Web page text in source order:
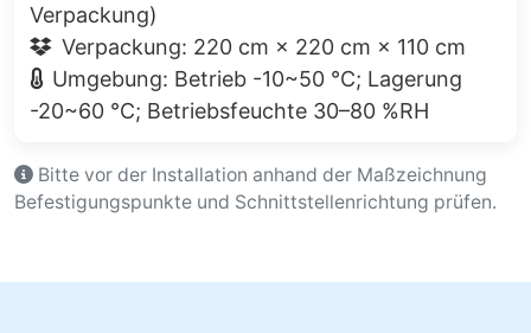
Verpackung)
Verpackung: 220 cm × 220 cm × 110 cm
Umgebung: Betrieb -10~50 °C; Lagerung
-20~60 °C; Betriebsfeuchte 30–80 %RH
Bitte vor der Installation anhand der Maßzeichnung
Befestigungspunkte und Schnittstellenrichtung prüfen.